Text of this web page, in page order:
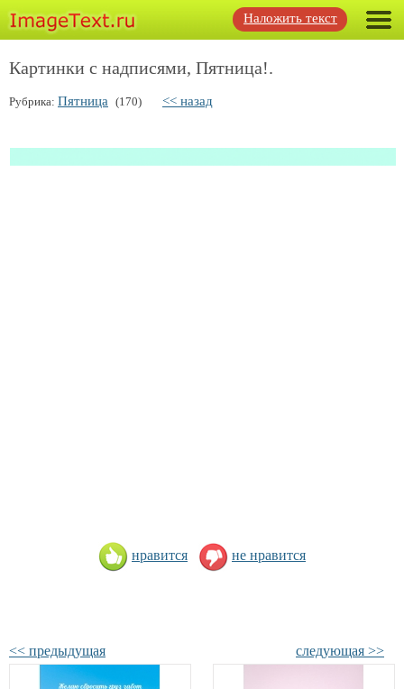
Наложить текст
Картинки с надписями, Пятница!.
Рубрика: Пятница (170) << назад
нравится не нравится
<< предыдущая следующая >>